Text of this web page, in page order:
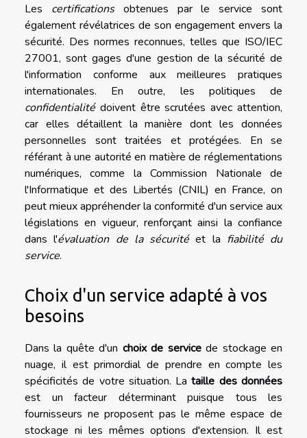
Les certificationsobtenues par le service sont
également révélatrices de son engagement envers la
sécurité. Des normes reconnues, telles que ISO/IEC
27001, sont gages d'une gestion de la sécurité de
l'information conforme aux meilleures pratiques
internationales. En outre, les politiques de
confidentialitédoivent être scrutées avec attention,
car elles détaillent la manière dont les données
personnelles sont traitées et protégées. En se
référant à une autorité en matière de réglementations
numériques, comme la Commission Nationale de
l'Informatique et des Libertés (CNIL) en France, on
peut mieux appréhender la conformité d'un service aux
législations en vigueur, renforçant ainsi la confiance
dans l'évaluation de la sécuritéet la fiabilité du
service.
Choix d'un service adapté à vos
besoins
Dans la quête d'un choix de servicede stockage en
nuage, il est primordial de prendre en compte les
spécificités de votre situation. Lataille des données
est un facteur déterminant puisque tous les
fournisseurs ne proposent pas le même espace de
stockage ni les mêmes options d'extension. Il est